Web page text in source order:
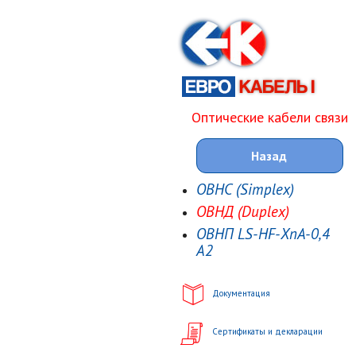
Оптические кабели связи
Назад
ОВНС (Simplex)
ОВНД (Duplex)
ОВНП LS-HF-XnA-0,4
А2
Документация
Сертификаты и декларации